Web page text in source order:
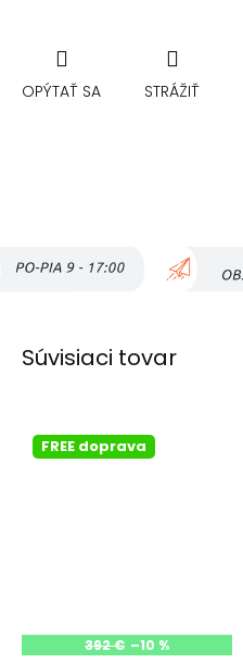
OPÝTAŤ SA STRÁŽIŤ
Súvisiaci tovar
FREE doprava
392 € –10 %